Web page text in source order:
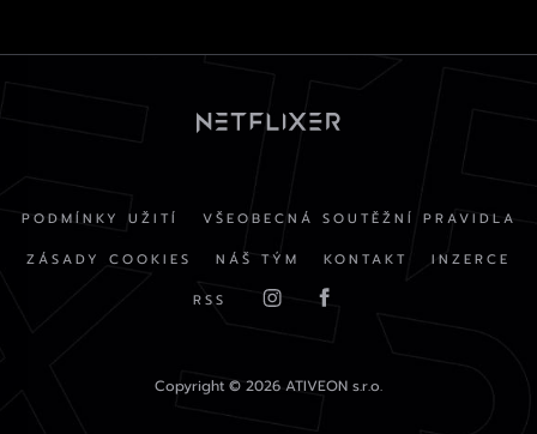
PODMÍNKY UŽITÍ
VŠEOBECNÁ SOUTĚŽNÍ PRAVIDLA
ZÁSADY COOKIES
NÁŠ TÝM KONTAKT
INZERCE
RSS
Copyright © 2026 ATIVEON s.r.o.